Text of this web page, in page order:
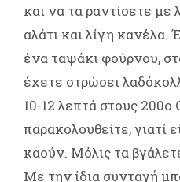
και να τα ραντίσετε με
αλάτι και λίγη κανέλα.
ένα ταψάκι φούρνου,
έχετε στρώσει
10-12 λεπτά στους 200ο
παρακολουθείτε, γιατί
καούν. Μόλις τα
Με την ίδια συνταγή